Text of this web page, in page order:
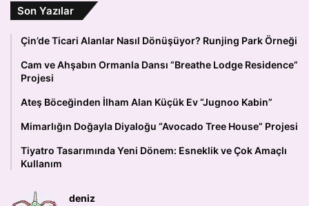
Son Yazılar
Çin’de Ticari Alanlar Nasıl Dönüşüyor? Runjing Park Örneği
Cam ve Ahşabın Ormanla Dansı “Breathe Lodge Residence”
Projesi
Ateş Böceğinden İlham Alan Küçük Ev “Jugnoo Kabin”
Mimarlığın Doğayla Diyaloğu “Avocado Tree House” Projesi
Tiyatro Tasarımında Yeni Dönem: Esneklik ve Çok Amaçlı
Kullanım
deniz